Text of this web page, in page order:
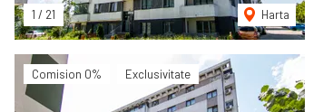
1 / 21 Harta
Comision 0% Exclusivitate